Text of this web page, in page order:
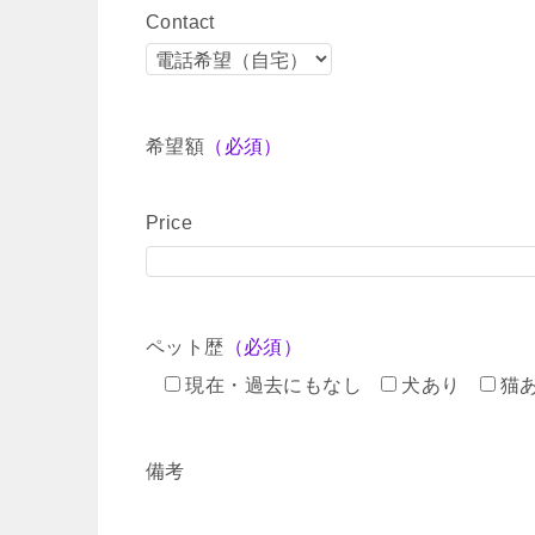
Contact
希望額 （必須）
Price
ペット歴 （必須）
現在・過去にもなし
犬あり 猫
備考